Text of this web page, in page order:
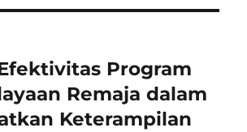
Program
Remaja dalam
Keterampilan